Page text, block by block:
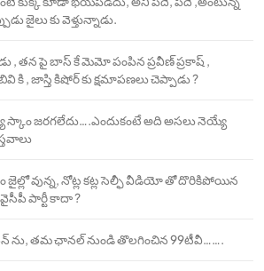
జైలు కు వెళ్తున్నాడు.
, తన పై బాస్ కే మెమో పంపిన ప్రవీణ్ ప్రకాష్ ,
కి , జాస్తి కిషోర్ కు క్షమాపణలు చెప్పాడు ?
స్కాం జరగలేదు….ఎందుకంటే అది అసలు నెయ్యే
జైల్లో వున్న, నోట్ల కట్ల సెల్ఫీ వీడియో తో దొరికిపోయిన
పార్టీ కాదా ?
ను, తమ ఛానల్ నుండి తొలగించిన 99టీవీ…….